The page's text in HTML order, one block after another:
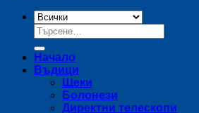
Търсене
за:
Начало
Въдици
Щеки
Болонези
Директни телескопи